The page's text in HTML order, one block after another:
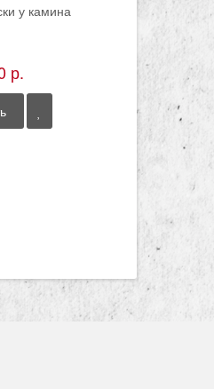
у камина
р.